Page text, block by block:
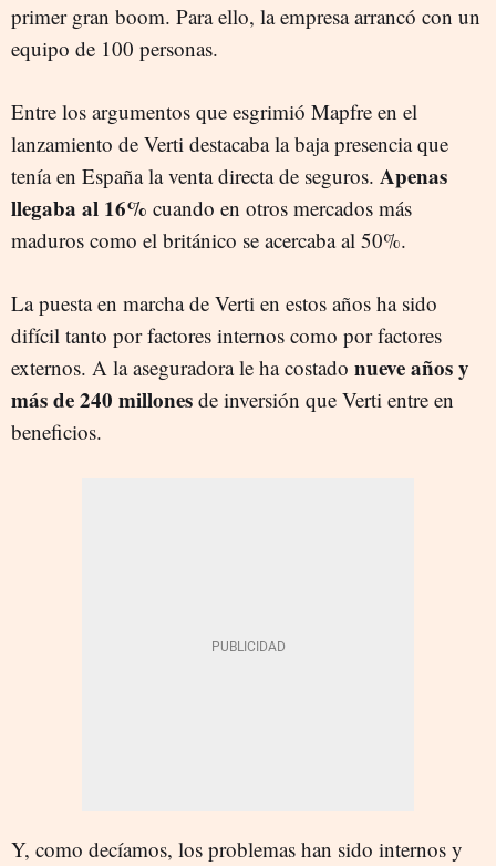
primer gran boom. Para ello, la empresa arrancó con un
equipo de 100 personas.
Entre los argumentos que esgrimió Mapfre en el
lanzamiento de Verti destacaba la baja presencia que
tenía en España la venta directa de seguros. Apenas
llegaba al 16% cuando en otros mercados más
maduros como el británico se acercaba al 50%.
La puesta en marcha de Verti en estos años ha sido
difícil tanto por factores internos como por factores
externos. A la aseguradora le ha costado nueve años y
más de 240 millones de inversión que Verti entre en
beneficios.
Y, como decíamos, los problemas han sido internos y